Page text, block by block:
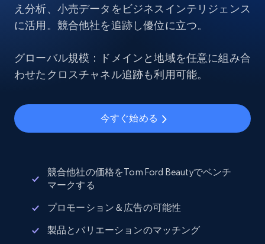
え分析、小売データをビジネスインテリジェンス
に活用。競合他社を追跡し優位に立つ。
グローバル規模：ドメインと地域を任意に組み合
わせたクロスチャネル追跡も利用可能。
今すぐ始める
競合他社の価格をTom Ford Beautyでベンチ
マークする
プロモーション＆広告の可能性
製品とバリエーションのマッチング